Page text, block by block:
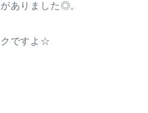
ありました◎。
クですよ☆